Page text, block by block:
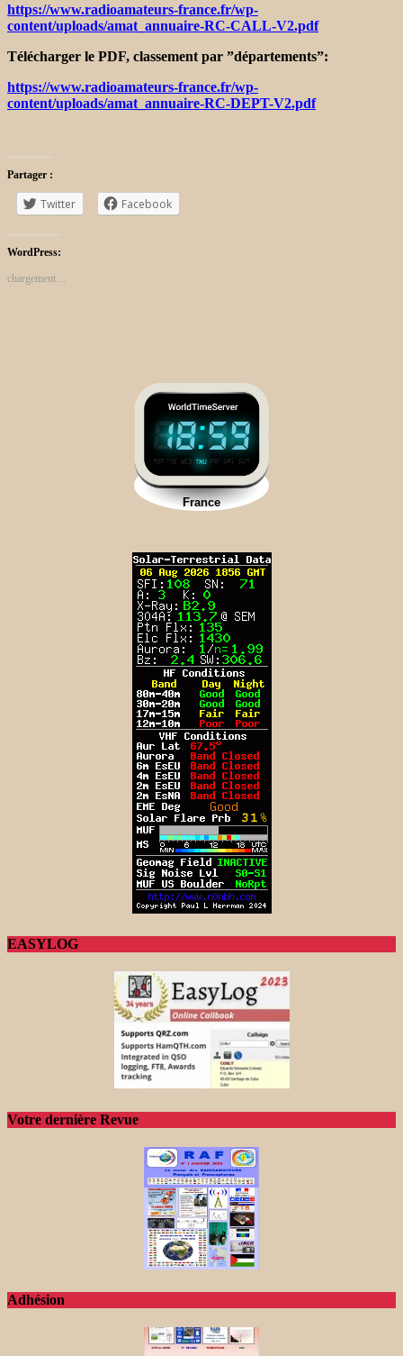
https://www.radioamateurs-france.fr/wp-
content/uploads/amat_annuaire-RC-CALL-V2.pdf
Télécharger le PDF, classement par ”départements”:
https://www.radioamateurs-france.fr/wp-
content/uploads/amat_annuaire-RC-DEPT-V2.pdf
Partager :
Twitter Facebook
WordPress:
chargement…
EASYLOG
Votre dernière Revue
Adhésion